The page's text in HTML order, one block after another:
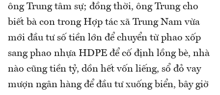
ông Trung tâm sự; đồng thời, ông Trung cho
biết bà con trong Hợp tác xã Trung Nam vừa
mới đầu tư số tiền lớn để chuyển từ phao xốp
sang phao nhựa HDPE để cố định lồng bè, nhà
nào cũng tiền tỷ, dồn hết vốn liếng, sổ đỏ vay
mượn ngân hàng để đầu tư xuống biển, bây giờ